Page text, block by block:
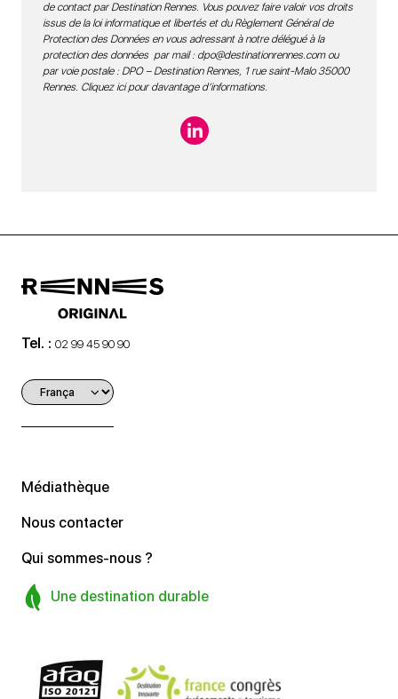
de contact par Destination Rennes. Vous pouvez faire valoir vos droits
issus de la loi informatique et libertés et du Règlement Général de
Protection des Données en vous adressant à notre délégué à la
protection des données par mail : dpo@destinationrennes.comou
par voie postale : DPO – Destination Rennes, 1 rue saint-Malo 35000
Rennes. Cliquez ici pour davantage d’informations.
Tel. : 02 99 45 90 90
Médiathèque
Nous contacter
Qui sommes-nous ?
Une destination durable